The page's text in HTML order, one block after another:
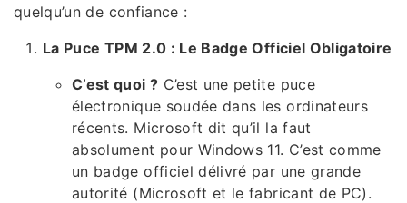
quelqu’un de confiance :
La Puce TPM 2.0 : Le Badge Officiel Obligatoire
C’est quoi ? C’est une petite puce
électronique soudée dans les ordinateurs
récents. Microsoft dit qu’il la faut
absolument pour Windows 11. C’est comme
un badge officiel délivré par une grande
autorité (Microsoft et le fabricant de PC).